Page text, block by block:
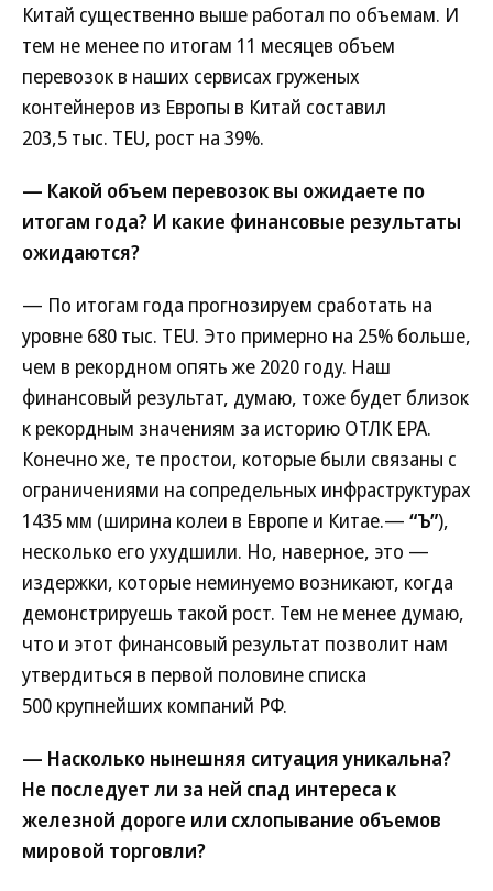
Китай существенно выше работал по объемам. И
тем не менее по итогам 11 месяцев объем
перевозок в наших сервисах груженых
контейнеров из Европы в Китай составил
203,5 тыс. TEU, рост на 39%.
— Какой объем перевозок вы ожидаете по
итогам года? И какие финансовые результаты
ожидаются?
— По итогам года прогнозируем сработать на
уровне 680 тыс. TEU. Это примерно на 25% больше,
чем в рекордном опять же 2020 году. Наш
финансовый результат, думаю, тоже будет близок
к рекордным значениям за историю ОТЛК ЕРА.
Конечно же, те простои, которые были связаны с
ограничениями на сопредельных инфраструктурах
1435 мм (ширина колеи в Европе и Китае.— “Ъ”),
несколько его ухудшили. Но, наверное, это —
издержки, которые неминуемо возникают, когда
демонстрируешь такой рост. Тем не менее думаю,
что и этот финансовый результат позволит нам
утвердиться в первой половине списка
500 крупнейших компаний РФ.
— Насколько нынешняя ситуация уникальна?
Не последует ли за ней спад интереса к
железной дороге или схлопывание объемов
мировой торговли?